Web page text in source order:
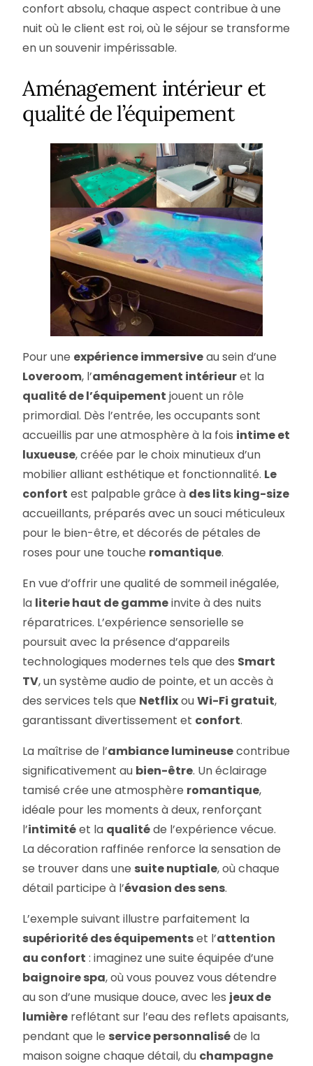
confort absolu, chaque aspect contribue à une
nuit où le client est roi, où le séjour se transforme
en un souvenir impérissable.
Aménagement intérieur et
qualité de l’équipement
Pour une expérience immersiveau sein d’une
Loveroom, l’aménagement intérieuret la
qualité de l’équipement jouent un rôle
primordial. Dès l’entrée, les occupants sont
accueillis par une atmosphère à la fois intime et
luxueuse, créée par le choix minutieux d’un
mobilier alliant esthétique et fonctionnalité. Le
confort est palpable grâce à des lits king-size
accueillants, préparés avec un souci méticuleux
pour le bien-être, et décorés de pétales de
roses pour une touche romantique.
En vue d’offrir une qualité de sommeil inégalée,
la literie haut de gammeinvite à des nuits
réparatrices. L’expérience sensorielle se
poursuit avec la présence d’appareils
technologiques modernes tels que des Smart
TV, un système audio de pointe, et un accès à
des services tels que NetflixouWi-Fi gratuit,
garantissant divertissement et confort.
La maîtrise de l’ambiance lumineusecontribue
significativement au bien-être. Un éclairage
tamisé crée une atmosphère romantique,
idéale pour les moments à deux, renforçant
l’intimitéet la qualitéde l’expérience vécue.
La décoration raffinée renforce la sensation de
se trouver dans une suite nuptiale, où chaque
détail participe à l’évasion des sens.
L’exemple suivant illustre parfaitement la
supériorité des équipementset l’attention
au confort : imaginez une suite équipée d’une
baignoire spa, où vous pouvez vous détendre
au son d’une musique douce, avec les jeux de
lumière reflétant sur l’eau des reflets apaisants,
pendant que le service personnaliséde la
maison soigne chaque détail, du champagne